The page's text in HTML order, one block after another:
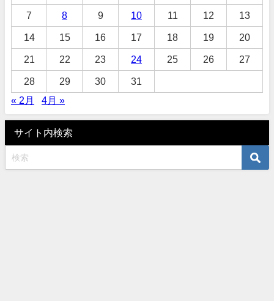
7 8 9 10 11 12 13
14 15 16 17 18 19 20
21 22 23 24 25 26 27
28 29 30
31
« 2月
4月 »
サイト内検索